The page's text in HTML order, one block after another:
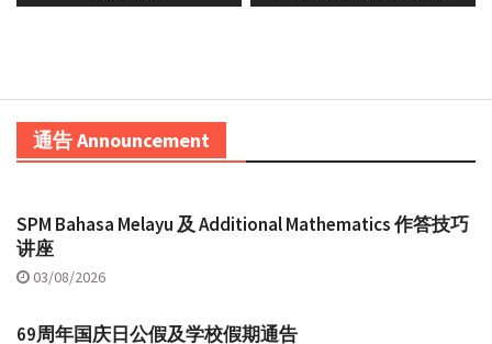
通告 Announcement
SPM Bahasa Melayu 及 Additional Mathematics 作答技巧
讲座
03/08/2026
69周年国庆日公假及学校假期通告